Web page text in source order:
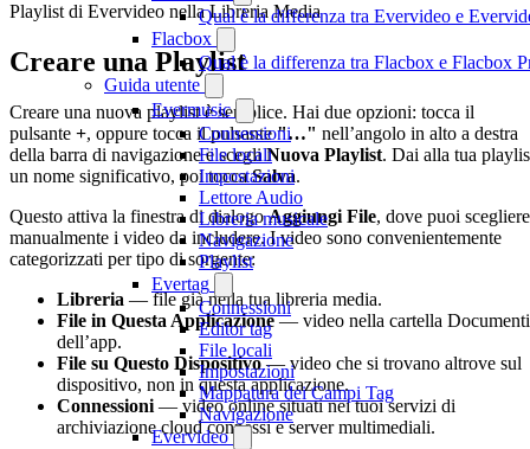
Qual è la differenza tra Evervideo e
Flacbox
Qual è la differenza tra Flacbox e Flacbox
Guida utente
Evermusic
Connessioni
File locali
Impostazioni
Lettore Audio
Libreria musicale
Navigazione
Playlist
Evertag
Connessioni
Editor tag
File locali
Impostazioni
Mappatura dei Campi Tag
Navigazione
Evervideo
Playlist di Evervideo nella Libreria Media
Creare una Playlist
Creare una nuova playlist è semplice. Hai due opzioni: tocca il
pulsante +, oppure tocca il pulsante"…" nell’angolo in alto a destra
della barra di navigazione e scegliNuova Playlist. Dai alla tua
un nome significativo, poi toccaSalva.
Questo attiva la finestra di dialogoAggiungi File, dove puoi scegliere
manualmente i video da includere. I video sono convenientemente
categorizzati per tipo di sorgente:
Libreria — file già nella tua libreria media.
File in Questa Applicazione— video nella cartella Documenti
dell’app.
File su Questo Dispositivo— video che si trovano altrove sul
dispositivo, non in questa applicazione.
Connessioni — video online situati nei tuoi servizi di
archiviazione cloud connessi e server multimediali.